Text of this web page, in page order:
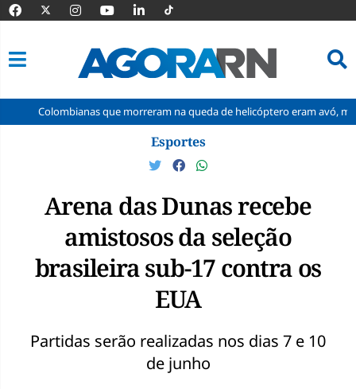
que morreram na queda de helicóptero eram avó, mãe e filha
Esportes
Arena das Dunas recebe
amistosos da seleção
brasileira sub-17 contra os
EUA
Partidas serão realizadas nos dias 7 e 10
de junho